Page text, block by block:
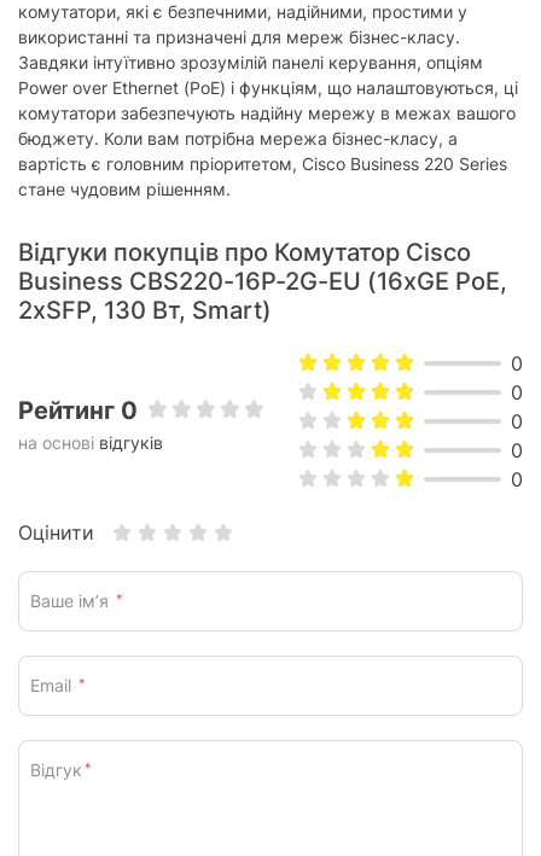
комутатори, які є безпечними, надійними, простими у
використанні та призначені для мереж бізнес-класу.
Завдяки інтуїтивно зрозумілій панелі керування, опціям
Power over Ethernet (PoE) і функціям, що налаштовуються, ці
комутатори забезпечують надійну мережу в межах вашого
бюджету. Коли вам потрібна мережа бізнес-класу, а
вартість є головним пріоритетом, Cisco Business 220 Series
стане чудовим рішенням.
Відгуки покупців про Комутатор Cisco
Business CBS220-16P-2G-EU (16xGE PoE,
2xSFP, 130 Вт, Smart)
Рейтинг 0
на основі відгуків
0
0
0
0
0
Оцінити
Ваше ім’я *
Email *
Відгук *